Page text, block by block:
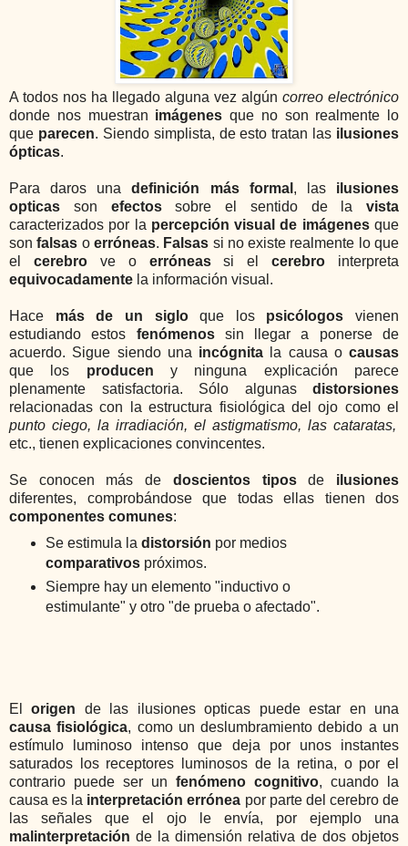
A todos nos ha llegado alguna vez algún correo electrónico
donde nos muestran imágenes que no son realmente lo
que parecen. Siendo simplista, de esto tratan las ilusiones
ópticas.
Para daros unadefinición más formal , lasilusiones
opticas son efectossobre el sentido de la vista
caracterizados por la percepción visual de imágenesque
sonfalsas o erróneas. Falsas si no existe realmente lo que
el cerebro ve o erróneassi elcerebro interpreta
equivocadamente la información visual.
Hace más de un sigloque los psicólogos vienen
estudiando estos fenómenos sin llegar a ponerse de
acuerdo. Sigue siendo una incógnita la causa o causas
que los produceny ninguna explicación parece
plenamente satisfactoria. Sólo algunas distorsiones
relacionadas con la estructura fisiológica del ojo como el
punto ciego, la irradiación, el astigmatismo, las cataratas,
etc., tienen explicaciones convincentes.
Se conocen más de doscientos tiposde ilusiones
diferentes, comprobándose que todas ellas tienen dos
componentes comunes:
Se estimula la distorsión por medios
comparativos próximos.
Siempre hay un elemento "inductivo o
estimulante" y otro "de prueba o afectado".
Elorigen de las ilusiones opticas puede estar en una
causa fisiológica, como un deslumbramiento debido a un
estímulo luminoso intenso que deja por unos instantes
saturados los receptores luminosos de la retina, o por el
contrario puede ser un fenómeno cognitivo, cuando la
causa es la interpretación errónea por parte del cerebro de
las señales que el ojo le envía, por ejemplo una
malinterpretación de la dimensión relativa de dos objetos